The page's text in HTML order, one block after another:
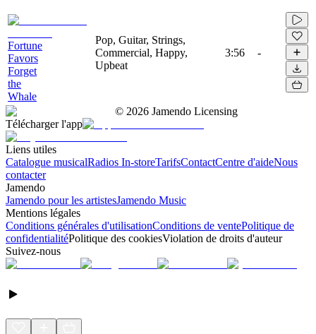
Fortune
Favors
Forget
the
Whale
Pop, Guitar, Strings,
Commercial, Happy,
Upbeat
3:56 -
© 2026 Jamendo Licensing
Télécharger l'app
Liens utiles
Catalogue musicalRadios In-storeTarifsContactCentre d'aideNous
contacter
Jamendo
Jamendo pour les artistesJamendo Music
Mentions légales
Conditions générales d'utilisationConditions de ventePolitique de
confidentialitéPolitique des cookiesViolation de droits d'auteur
Suivez-nous